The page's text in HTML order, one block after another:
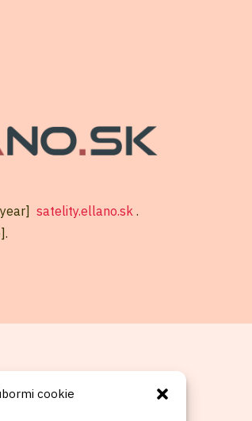
cookie
satelity.ellano.sk .